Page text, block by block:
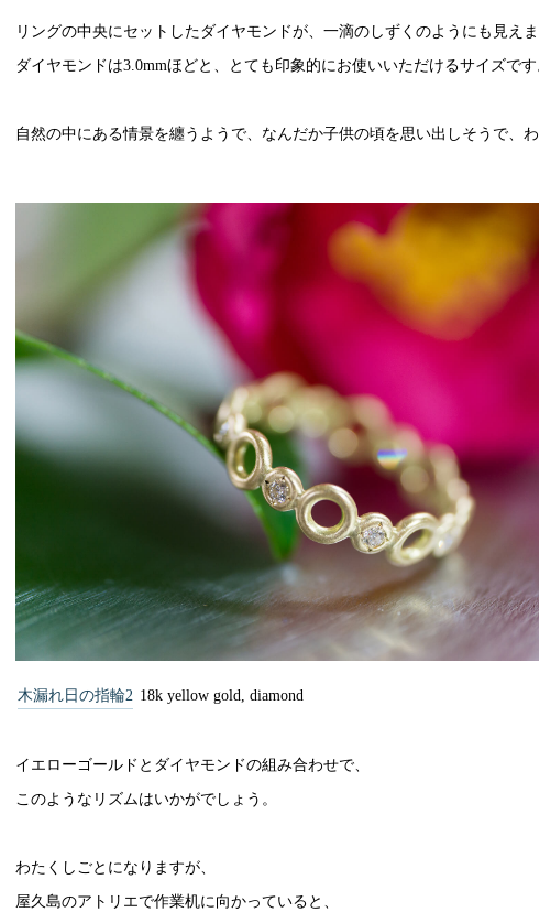
リングの中央にセットしたダイヤモンドが、一滴のしずくのようにも見えま
ダイヤモンドは3.0mmほどと、とても印象的にお使いいただけるサイズです
自然の中にある情景を纏うようで、なんだか子供の頃を思い出しそうで、わ
木漏れ日の指輪2 18k yellow gold, diamond
イエローゴールドとダイヤモンドの組み合わせで、
このようなリズムはいかがでしょう。
わたくしごとになりますが、
屋久島のアトリエで作業机に向かっていると、